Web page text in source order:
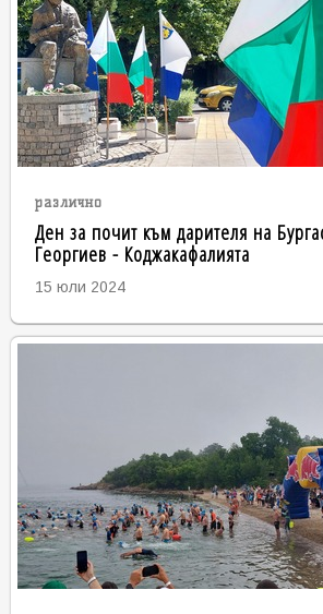
различно
Ден за почит към дарителя на
Георгиев - Коджакафалията
15 юли 2024